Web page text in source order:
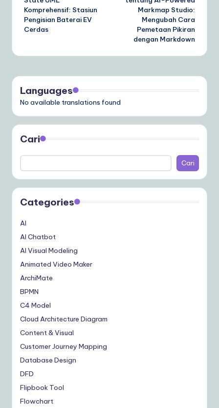
Komprehensif: Stasiun
Pengisian Baterai EV
Cerdas
Markmap Studio:
Mengubah Cara
Pemetaan Pikiran
dengan Markdown
Languages
No available translations found
Cari
Cari
Categories
AI
AI Chatbot
AI Visual Modeling
Animated Video Maker
ArchiMate
BPMN
C4 Model
Cloud Architecture Diagram
Content & Visual
Customer Journey Mapping
Database Design
DFD
Flipbook Tool
Flowchart